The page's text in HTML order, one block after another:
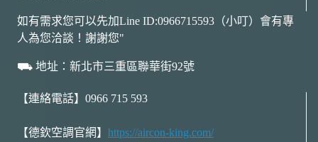
如有需求您可以先加Line ID:0966715593（小叮）會有專
人為您洽談！謝謝您"
⛟ 地址：新北市三重區聯華街92號
【連絡電話】0966 715 593
【德欽空調官網】 https://aircon-king.com/